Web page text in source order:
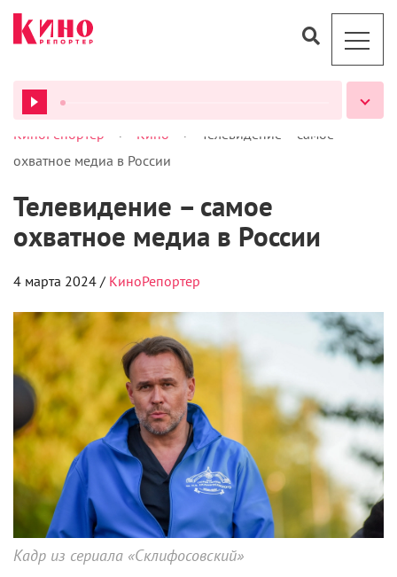
ВСЕ ПОДКАСТЫ
КиноРепортер > Кино >
Телевидение – самое
охватное медиа в России
Телевидение – самое
охватное медиа в России
4 марта 2024 / КиноРепортер
Кадр из сериала «Склифосовский»